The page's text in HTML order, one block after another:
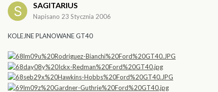
SAGITARIUS
Napisano 23 Stycznia 2006
KOLEJNE PLANOWANE GT40